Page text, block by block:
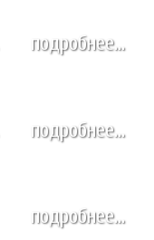
подробнее...
подробнее...
подробнее...